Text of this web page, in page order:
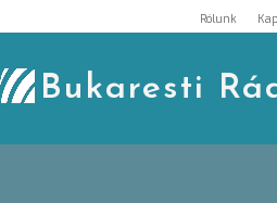
to
content
Rólunk
Bukaresti